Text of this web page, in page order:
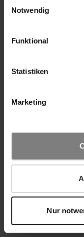
Notwendig
Funktional
Statistiken
Marketing
Nur